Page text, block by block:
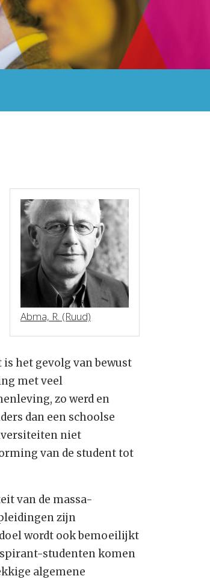
Abma, R. (Ruud)
het gevolg van bewust
met veel
zo werd en
dan een schoolse
niet
van de student tot
van de massa-
zijn
wordt ook bemoeilijkt
studenten komen
algemene